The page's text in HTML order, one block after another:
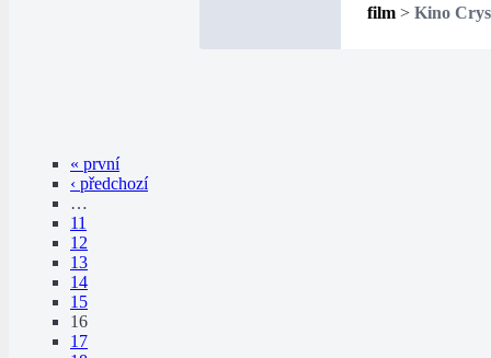
film > Kino
« první
‹ předchozí
…
11
12
13
14
15
16
17